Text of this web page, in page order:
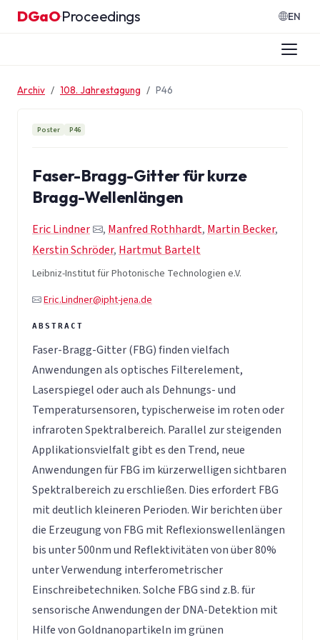
Zum Inhalt springen
DGaO·Proceedings EN
Archiv 108. Jahrestagung P46
Poster P46
Faser-Bragg-Gitter für kurze
Bragg-Wellenlängen
Eric Lindner , Manfred Rothhardt, Martin Becker,
Kerstin Schröder, Hartmut Bartelt
Leibniz-Institut für Photonische Technologien e.V.
Eric.Lindner@ipht-jena.de
Faser-Bragg-Gitter (FBG) finden vielfach
Anwendungen als optisches Filterelement,
Laserspiegel oder auch als Dehnungs- und
Temperatursensoren, typischerweise im roten oder
infraroten Spektralbereich. Parallel zur steigenden
Applikationsvielfalt gibt es den Trend, neue
Anwendungen für FBG im kürzerwelligen sichtbaren
Spektralbereich zu erschließen. Dies erfordert FBG
mit deutlich kleineren Perioden. Wir berichten über
die Erzeugung von FBG mit Reflexionswellenlängen
bis unter 500nm und Reflektivitäten von über 80%
unter Verwendung interferometrischer
Einschreibetechniken. Solche FBG sind z.B. für
sensorische Anwendungen der DNA-Detektion mit
Hilfe von Goldnanopartikeln im grünen